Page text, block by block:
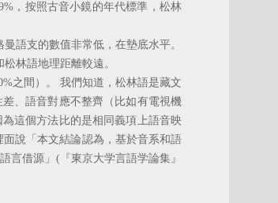
，按照古音小鏡的年代標準，松林
語支的數值非常低，在墊底水平。
林語地理距離較遠。
之間）。 我們知道，松林語是藏文
、語音對應不整齊（比如有電視機
這個方法比的是相同義項上語音映
說「本文結論認為，基於音系和語
言借源」(『東京大学言語学論集』